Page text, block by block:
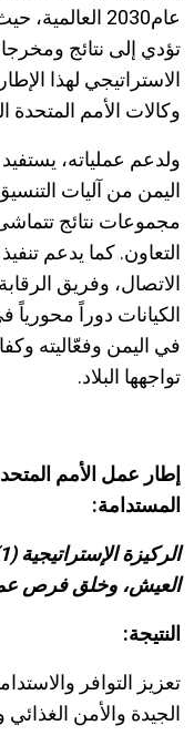
عام2030
تؤدي إلى نتائج
الاستراتيجي لهذا
وكالات الأمم المتحدة
ولدعم عملياته،
اليمن من آليات
مجموعات نتائج تتماشى
التعاون. كما يدعم
الاتصال، وفريق
الكيانات دوراً
في اليمن وفعّاليته
تواجهها البلاد.
إطار عمل الأمم
المستدامة:
العيش، وخلق فرص
النتيجة:
تعزيز التوافر
الجيدة والأمن